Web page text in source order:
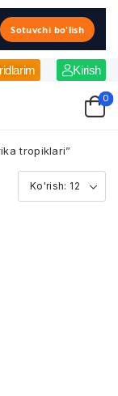
Sotuvchi bo'lish
Kirish
0
tropiklari”